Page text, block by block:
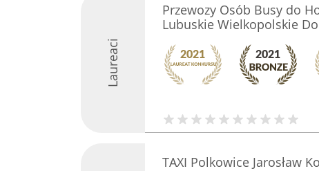
Laureaci
Przewozy Osób Busy do
Lubuskie Wielkopolskie
TAXI Polkowice Jarosław